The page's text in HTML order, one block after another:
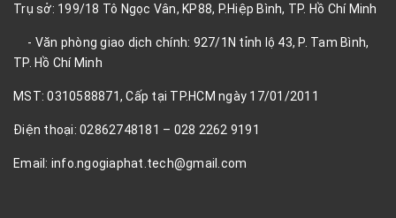
Trụ sở: 199/18 Tô Ngọc Vân, KP88, P.Hiệp Bình, TP. Hồ Chí Minh
- Văn phòng giao dịch chính: 927/1N tỉnh lộ 43, P. Tam Bình,
TP. Hồ Chí Minh
MST: 0310588871, Cấp tại TP.HCM ngày 17/01/2011
Điện thoại: 02862748181 – 028 2262 9191
Email: info.ngogiaphat.tech@gmail.com